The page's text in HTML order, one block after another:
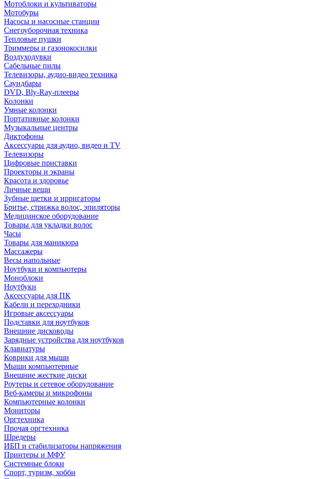
Мотоблоки и культиваторы
Мотобуры
Насосы и насосные станции
Снегоуборочная техника
Тепловые пушки
Триммеры и газонокосилки
Воздуходувки
Сабельные пилы
Телевизоры, аудио-видео техника
Саундбары
DVD, Bly-Ray-плееры
Колонки
Умные колонки
Портативные колонки
Музыкальные центры
Диктофоны
Аксессуары для аудио, видео и TV
Телевизоры
Цифровые приставки
Проекторы и экраны
Красота и здоровье
Личные вещи
Зубные щетки и ирригаторы
Бритье, стрижка волос, эпиляторы
Медицинское оборудование
Товары для укладки волос
Часы
Товары для маникюра
Массажеры
Весы напольные
Ноутбуки и компьютеры
Моноблоки
Ноутбуки
Аксессуары для ПК
Кабели и переходники
Игровые аксессуары
Подставки для ноутбуков
Внешние дисководы
Зарядные устройства для ноутбуков
Клавиатуры
Коврики для мыши
Мыши компьютерные
Внешние жесткие диски
Роутеры и сетевое оборудование
Веб-камеры и микрофоны
Компьютерные колонки
Мониторы
Оргтехника
Прочая оргтехника
Шредеры
ИБП и стабилизаторы напряжения
Принтеры и МФУ
Системные блоки
Спорт, туризм, хобби